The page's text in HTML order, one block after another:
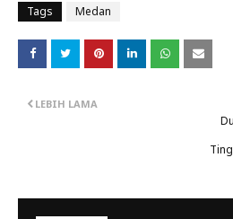
Tags Medan
LEBIH LAMA